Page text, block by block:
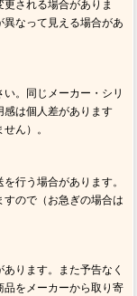
される場合がありま
なって見える場合があ
。同じメーカー・シリ
感は個人差があります
ん）。
行う場合があります。
ので（お急ぎの場合は
ります。また予告なく
品をメーカーから取り寄